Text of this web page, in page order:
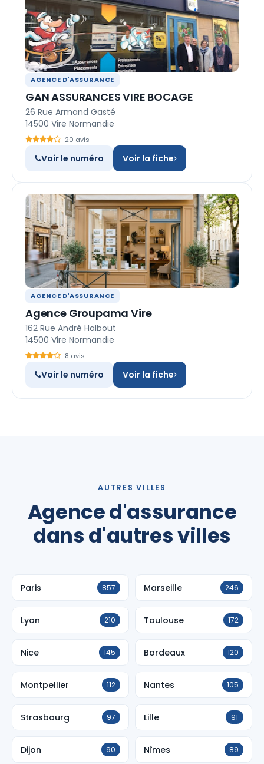
AGENCE D'ASSURANCE
GAN ASSURANCES VIRE BOCAGE
26 Rue Armand Gasté
14500 Vire Normandie
20 avis
Voir le numéro Voir la fiche
AGENCE D'ASSURANCE
Agence Groupama Vire
162 Rue André Halbout
14500 Vire Normandie
8 avis
Voir le numéro Voir la fiche
AUTRES VILLES
Agence d'assurance
dans d'autres villes
Paris 857 Marseille 246
Lyon 210 Toulouse 172
Nice 145 Bordeaux 120
Montpellier 112 Nantes 105
Strasbourg 97 Lille 91
Dijon 90 Nîmes 89